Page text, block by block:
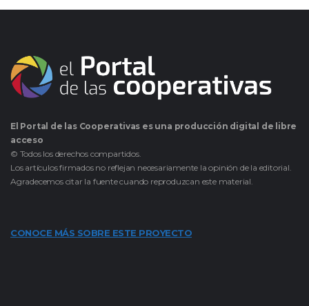
El Portal de las Cooperativas es una producción digital de libre
acceso
© Todos los derechos compartidos.
Los artículos firmados no reflejan necesariamente la opinión de la editorial.
Agradecemos citar la fuente cuando reproduzcan este material.
CONOCE MÁS SOBRE ESTE PROYECTO